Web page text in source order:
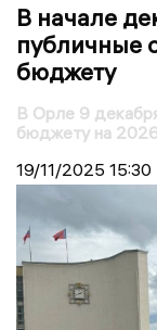
В начале
публичные
бюджету
В Орле 9
бюджету на
19/11/2025 15:30